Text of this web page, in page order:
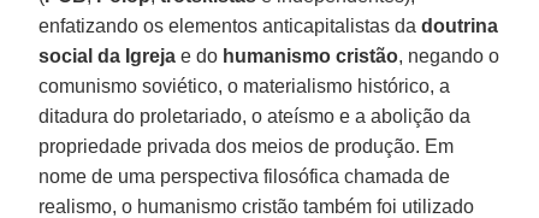
enfatizando os elementos anticapitalistas dadoutrina
social da Igreja e do humanismo cristão, negando o
comunismo soviético, o materialismo histórico, a
ditadura do proletariado, o ateísmo e a abolição da
propriedade privada dos meios de produção. Em
nome de uma perspectiva filosófica chamada de
realismo, o humanismo cristão também foi utilizado